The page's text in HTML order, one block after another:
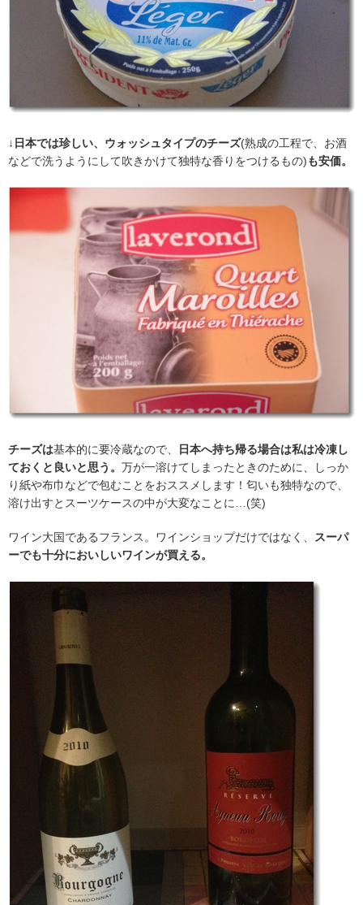
↓ 日本では珍しい、ウォッシュタイプのチーズ(熟成の工程で、お酒
などで洗うようにして吹きかけて独特な香りをつけるもの)も安価。
チーズは基本的に要冷蔵なので、
日本へ持ち帰る場合は私は冷凍し
ておくと良いと思う。 万が一溶けてしまったときのために、しっか
り紙や布巾などで包むことをおススメします！匂いも独特なので、
溶け出すとスーツケースの中が大変なことに…(笑)
ワイン大国であるフランス。ワインショップだけではなく、
スーパ
ーでも十分においしいワインが買える。